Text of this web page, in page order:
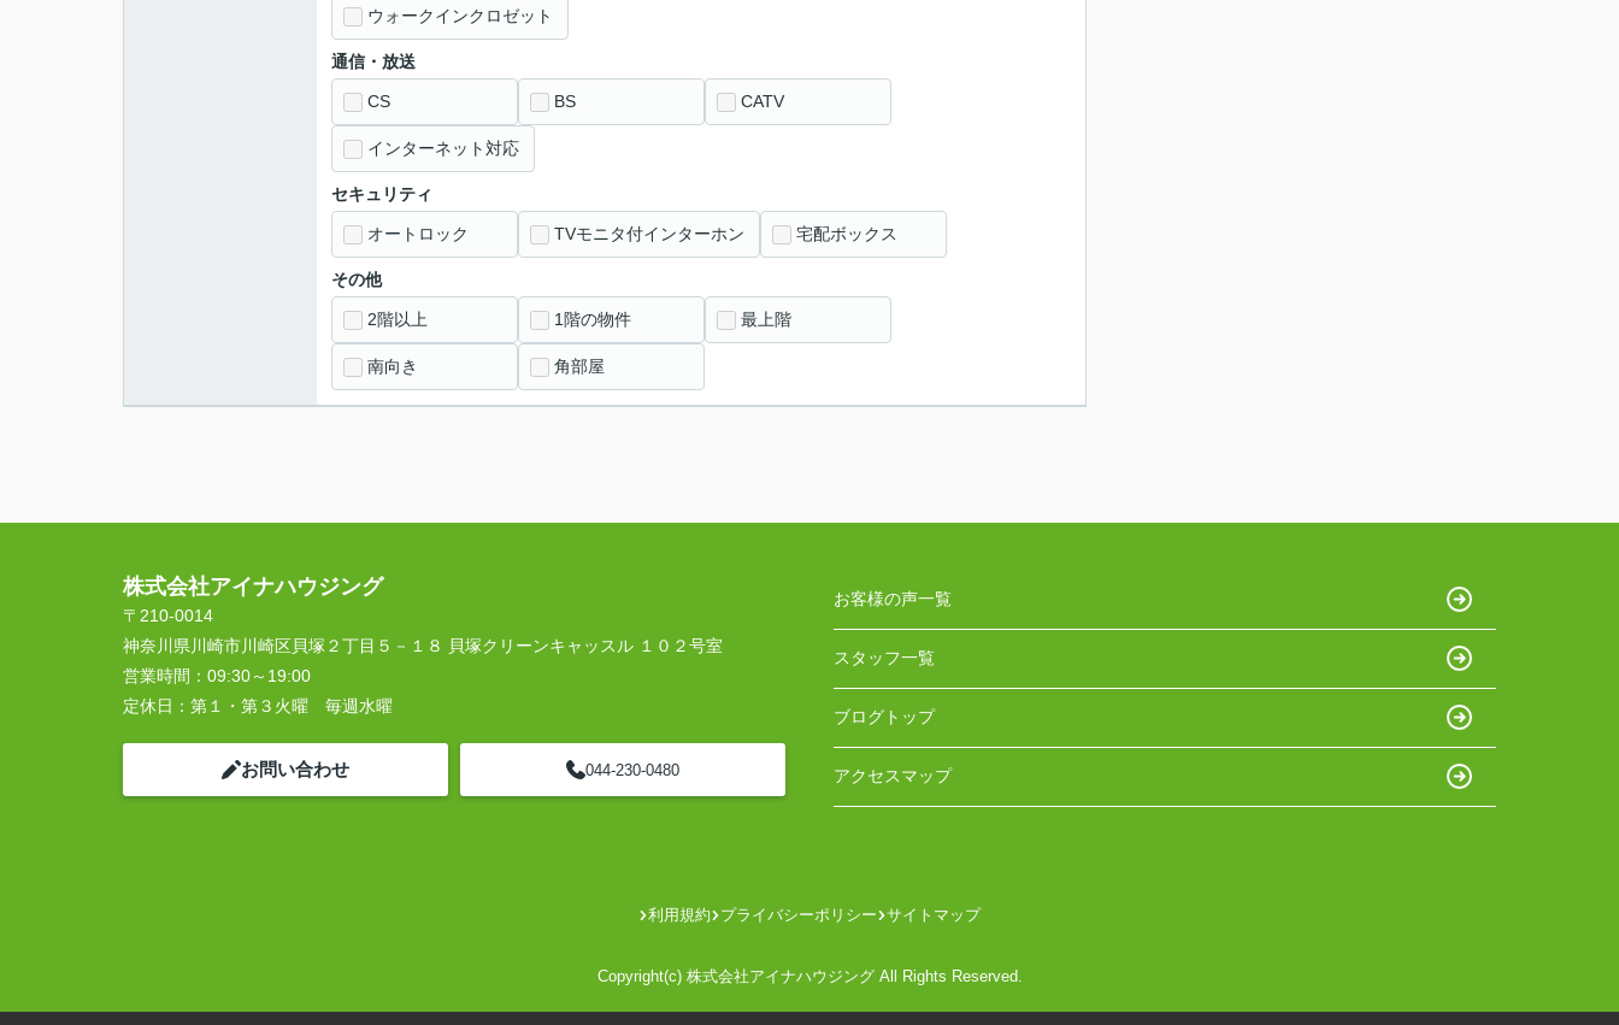
ウォークインクロゼット
通信・放送
CS BS CATV
インターネット対応
セキュリティ
オートロック TVモニタ付インターホン 宅配ボックス
その他
2階以上 1階の物件 最上階
南向き 角部屋
株式会社アイナハウジング
〒210-0014
神奈川県川崎市川崎区貝塚２丁目５－１８ 貝塚クリーンキャッスル １０２号室
営業時間： 09:30～19:00
定休日： 第１・第３火曜 毎週水曜
お問い合わせ 044-230-0480
お客様の声一覧
スタッフ一覧
ブログトップ
アクセスマップ
利用規約 プライバシーポリシー サイトマップ
Copyright(c) 株式会社アイナハウジング All Rights Reserved.